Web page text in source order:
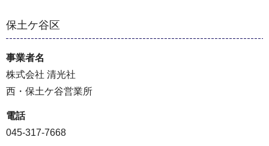
保土ケ谷区
事業者名
株式会社 清光社
西・保土ケ谷営業所
電話
045-317-7668